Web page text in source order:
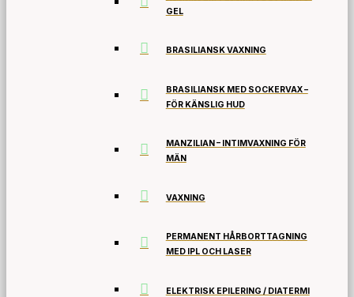
GEL
BRASILIANSK VAXNING
BRASILIANSK MED SOCKERVAX –
FÖR KÄNSLIG HUD
MANZILIAN – INTIMVAXNING FÖR
MÄN
VAXNING
PERMANENT HÅRBORTTAGNING
MED IPL OCH LASER
ELEKTRISK EPILERING / DIATERMI